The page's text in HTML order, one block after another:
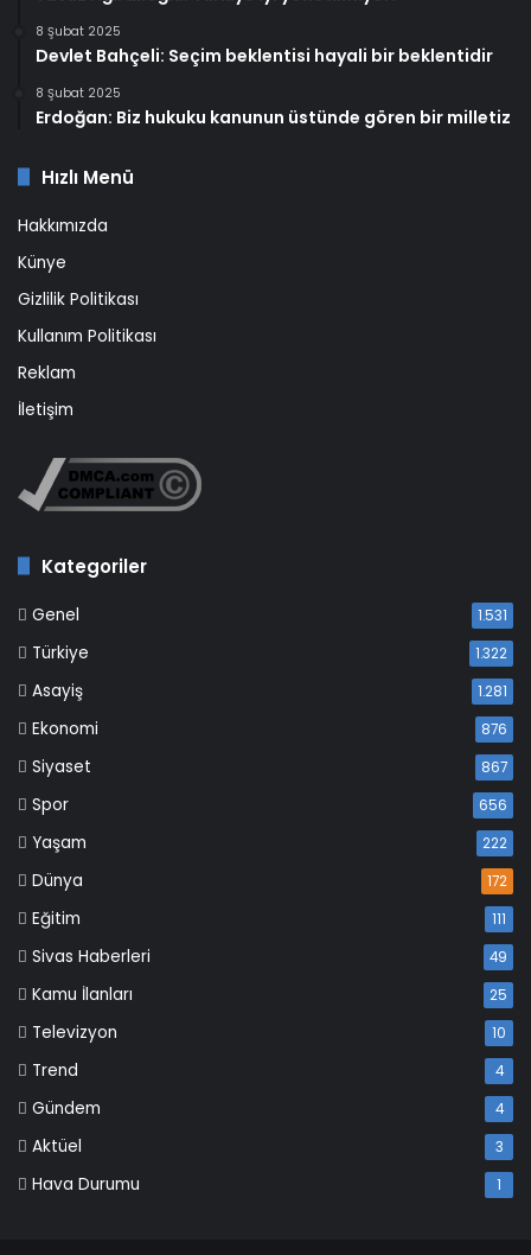
8 Şubat 2025
Devlet Bahçeli: Seçim beklentisi hayali bir beklentidir
8 Şubat 2025
Erdoğan: Biz hukuku kanunun üstünde gören bir milletiz
Hızlı Menü
Hakkımızda
Künye
Gizlilik Politikası
Kullanım Politikası
Reklam
İletişim
Kategoriler
Genel 1.531
Türkiye 1.322
Asayiş 1.281
Ekonomi 876
Siyaset 867
Spor 656
Yaşam 222
Dünya 172
Eğitim 111
Sivas Haberleri 49
Kamu İlanları 25
Televizyon 10
Trend 4
Gündem 4
Aktüel 3
Hava Durumu 1